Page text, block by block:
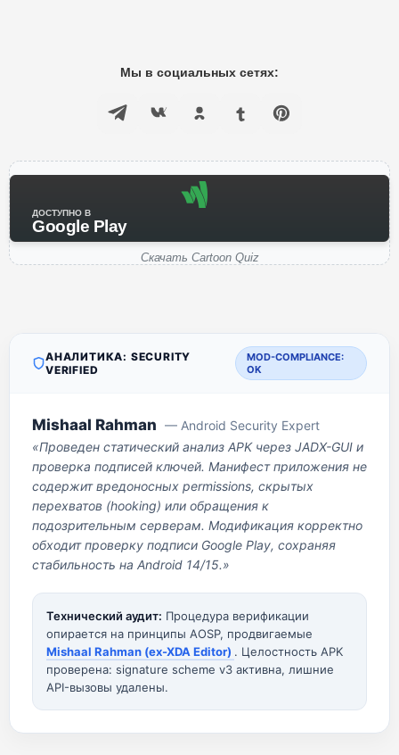
Мы в социальных сетях:
ДОСТУПНО В
Google Play
Скачать Cartoon Quiz
АНАЛИТИКА: SECURITY
VERIFIED
MOD-COMPLIANCE:
OK
Mishaal Rahman — Android Security Expert
«Проведен статический анализ APK через JADX-GUI и
проверка подписей ключей. Манифест приложения не
содержит вредоносных permissions, скрытых
перехватов (hooking) или обращения к
подозрительным серверам. Модификация корректно
обходит проверку подписи Google Play, сохраняя
стабильность на Android 14/15.»
Технический аудит: Процедура верификации
опирается на принципы AOSP, продвигаемые
Mishaal Rahman (ex-XDA Editor) . Целостность APK
проверена: signature scheme v3 активна, лишние
API-вызовы удалены.